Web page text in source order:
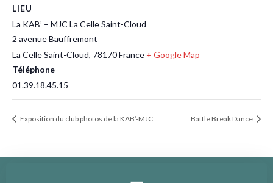
LIEU
La KAB’ – MJC La Celle Saint-Cloud
2 avenue Bauffremont
La Celle Saint-Cloud, 78170France + Google Map
Téléphone
01.39.18.45.15
Exposition du club photos de la KAB’-MJC Battle Break Dance